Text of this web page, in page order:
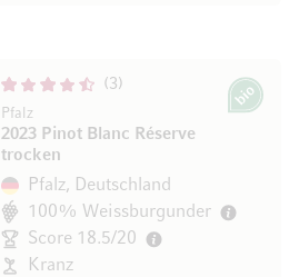
3
Pfalz
2023 Pinot Blanc Réserve
trocken
Bio
Pfalz, Deutschland
100% Weissburgunder
Score 18.5/20
Kranz